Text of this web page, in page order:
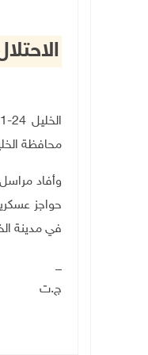
محافظة
وأفاد مراسل
حواجز
في مدينة
_
ج.ت